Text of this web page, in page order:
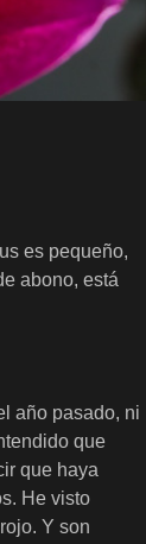
es pequeño,
abono, está
año pasado, ni
que
que haya
He visto
Y son